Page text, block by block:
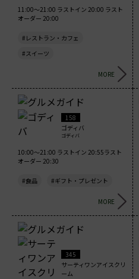
11:00～21:00 ラストイン 20:00 ラスト
オーダー 20:00
#レストラン・カフェ
#スイーツ
MORE
158
ゴディバ
ゴディバ
10:00～21:00 ラストイン 20:55ラスト
オーダー 20:30
#食品 #ギフト・プレゼント
MORE
345
サーティワンアイスクリ
ーム